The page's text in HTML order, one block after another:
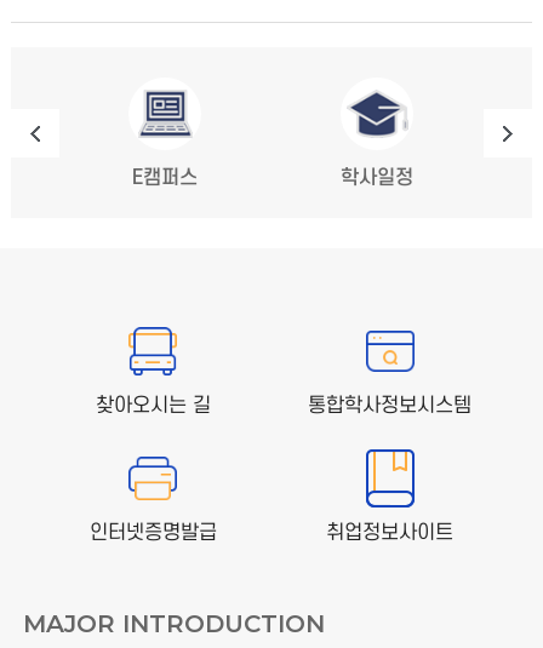
E캠퍼스 학사일정
찾아오시는 길 통합학사정보시스템
인터넷증명발급 취업정보사이트
MAJOR INTRODUCTION